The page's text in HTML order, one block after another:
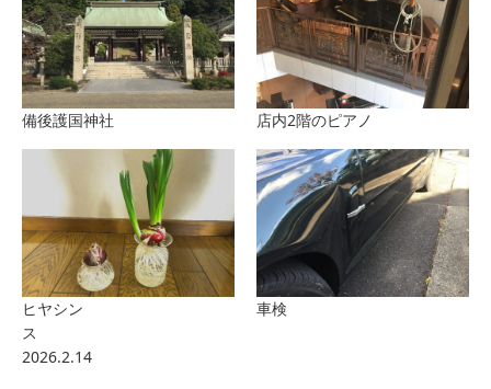
備後護国神社 店内2階のピアノ
ヒヤシン
ス
2026.2.14
車検